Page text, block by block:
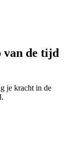
van de tijd
je kracht in de